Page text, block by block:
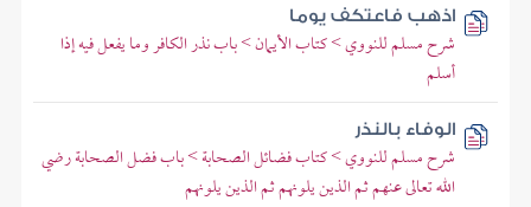
اذهب فاعتكف يوما
شرح مسلم للنووي > كتاب الأيمان > باب نذر الكافر وما يفعل فيه إذا
أسلم
الوفاء بالنذر
شرح مسلم للنووي > كتاب فضائل الصحابة > باب فضل الصحابة رضي
الله تعالى عنهم ثم الذين يلونهم ثم الذين يلونهم